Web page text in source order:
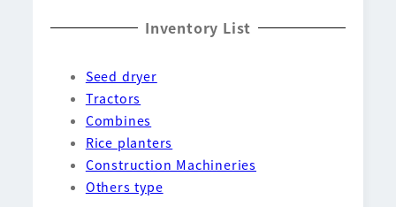
Inventory List
Seed dryer
Tractors
Combines
Rice planters
Construction Machineries
Others type